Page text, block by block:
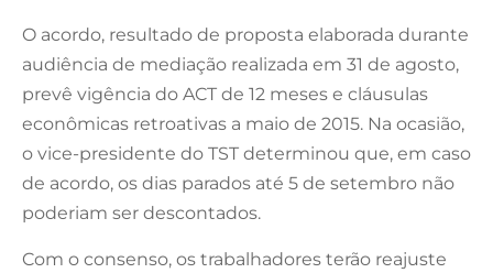
O acordo, resultado de proposta elaborada durante
audiência de mediação realizada em 31 de agosto,
prevê vigência do ACT de 12 meses e cláusulas
econômicas retroativas a maio de 2015. Na ocasião,
o vice-presidente do TST determinou que, em caso
de acordo, os dias parados até 5 de setembro não
poderiam ser descontados.
Com o consenso, os trabalhadores terão reajuste